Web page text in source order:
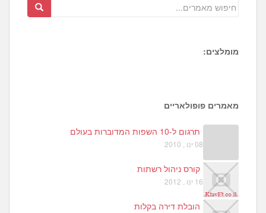
מומלצים:
מאמרים פופולאריים
תרגום ל-10 השפות המדוברות בעולם
08 ינו , 2010
קורס ניהול רשתות
16 ינו , 2012
הובלת דירה בקלות